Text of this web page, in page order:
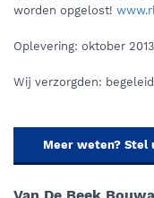
worden opgelost!
Oplevering: oktober 2013
Wij verzorgden:
Meer weten? Stel